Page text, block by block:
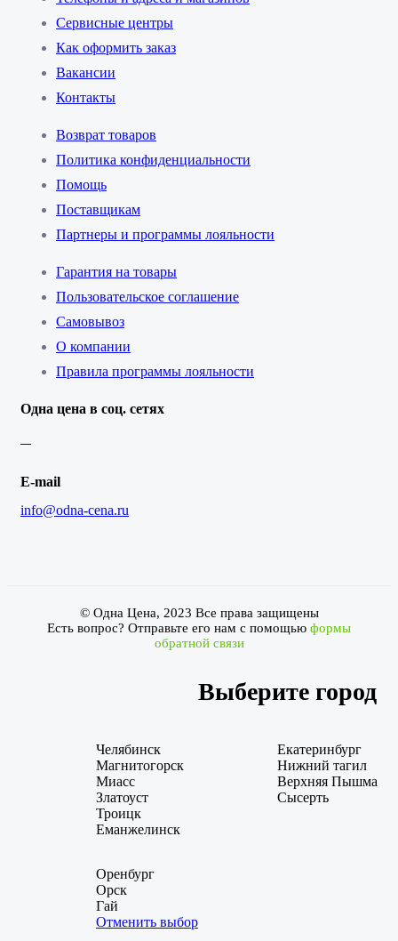
Сервисные центры
Как оформить заказ
Вакансии
Контакты
Возврат товаров
Политика конфиденциальности
Помощь
Поставщикам
Партнеры и программы лояльности
Гарантия на товары
Пользовательское соглашение
Самовывоз
О компании
Правила программы лояльности
Одна цена в соц. сетях
E-mail
info@odna-cena.ru
© Одна Цена, 2023 Все права защищены
Есть вопрос? Отправьте его нам с помощью формы
обратной связи
Выберите город
Челябинск
Магнитогорск
Миасс
Златоуст
Троицк
Еманжелинск
Екатеринбург
Нижний тагил
Верхняя Пышма
Сысерть
Оренбург
Орск
Гай
Отменить выбор